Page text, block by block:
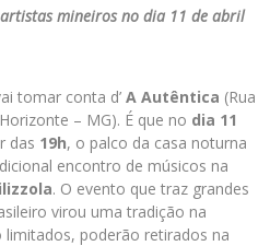
mineiros no dia 11 de abril
tomar conta d’ A Autêntica (Rua
– MG). É que no dia 11
das 19h, o palco da casa noturna
encontro de músicos na
. O evento que traz grandes
virou uma tradição na
limitados, poderão retirados na